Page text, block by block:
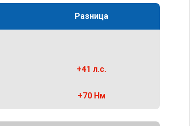
Разница
+41 л.с.
+70 Нм